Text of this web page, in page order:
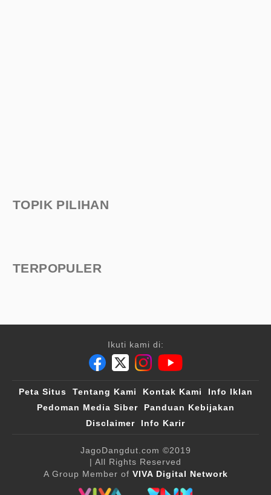
TOPIK PILIHAN
TERPOPULER
Ikuti kami di:
Peta Situs Tentang Kami Kontak Kami
Info Iklan
Pedoman Media Siber
Panduan Kebijakan
Disclaimer
Info Karir
JagoDangdut.com ©2019
| All Rights Reserved
A Group Member of VIVA Digital Network